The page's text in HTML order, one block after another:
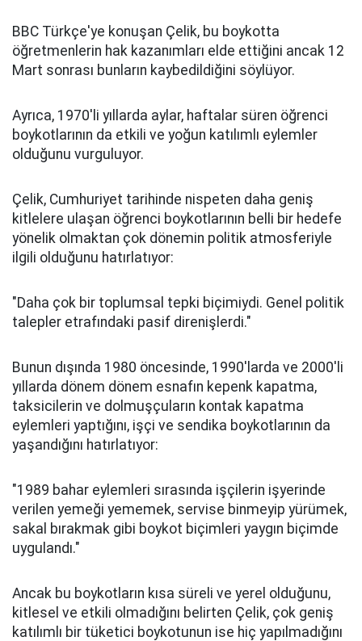
BBC Türkçe'ye konuşan Çelik, bu boykotta
öğretmenlerin hak kazanımları elde ettiğini ancak 12
Mart sonrası bunların kaybedildiğini söylüyor.
Ayrıca, 1970'li yıllarda aylar, haftalar süren öğrenci
boykotlarının da etkili ve yoğun katılımlı eylemler
olduğunu vurguluyor.
Çelik, Cumhuriyet tarihinde nispeten daha geniş
kitlelere ulaşan öğrenci boykotlarının belli bir hedefe
yönelik olmaktan çok dönemin politik atmosferiyle
ilgili olduğunu hatırlatıyor:
"Daha çok bir toplumsal tepki biçimiydi. Genel politik
talepler etrafındaki pasif direnişlerdi."
Bunun dışında 1980 öncesinde, 1990'larda ve 2000'li
yıllarda dönem dönem esnafın kepenk kapatma,
taksicilerin ve dolmuşçuların kontak kapatma
eylemleri yaptığını, işçi ve sendika boykotlarının da
yaşandığını hatırlatıyor:
"1989 bahar eylemleri sırasında işçilerin işyerinde
verilen yemeği yememek, servise binmeyip yürümek,
sakal bırakmak gibi boykot biçimleri yaygın biçimde
uygulandı."
Ancak bu boykotların kısa süreli ve yerel olduğunu,
kitlesel ve etkili olmadığını belirten Çelik, çok geniş
katılımlı bir tüketici boykotunun ise hiç yapılmadığını